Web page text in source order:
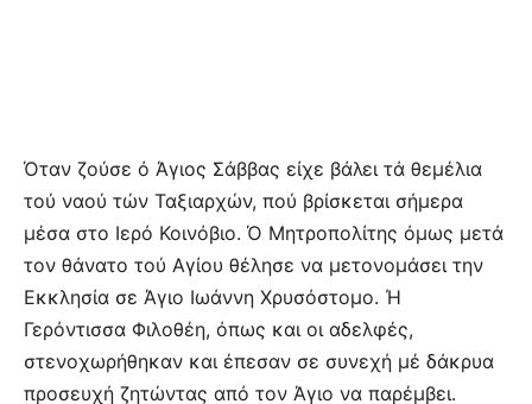
Όταν ζούσε ό Άγιος Σάββας είχε βάλει τά θεμέλια
τού ναού τών Ταξιαρχών, πού βρίσκεται σήμερα
μέσα στο Ιερό Κοινόβιο. Ό Μητροπολίτης όμως μετά
τον θάνατο τού Αγίου θέλησε να μετονομάσει την
Εκκλησία σε Άγιο Ιωάννη Χρυσόστομο. Ή
Γερόντισσα Φιλοθέη, όπως και οι αδελφές,
στενοχωρήθηκαν και έπεσαν σε συνεχή μέ δάκρυα
προσευχή ζητώντας από τον Άγιο να παρέμβει.